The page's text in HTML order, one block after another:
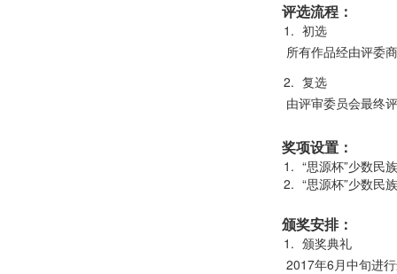
评选流程：
初选
所有作品经由评委
复选
由评审委员会最终
奖项设置：
“思源杯”少数民
“思源杯”少数民
颁奖安排：
颁奖典礼
2017年6月中旬进